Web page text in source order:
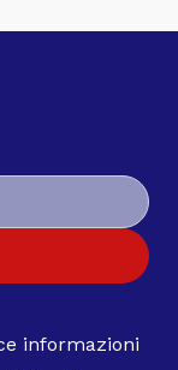
informazioni